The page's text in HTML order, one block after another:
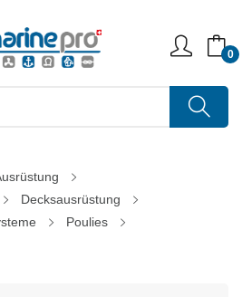
0
Decksausrüstung
Poulies